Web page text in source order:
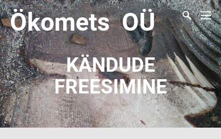
Ökomets OÜ
KÄNDUDE
FREESIMINE